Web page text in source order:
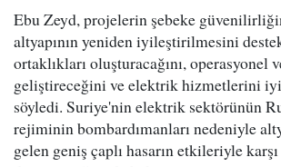
Ebu Zeyd, projelerin şebeke
altyapının yeniden iyileştirilmesini
ortaklıkları oluşturacağını,
geliştireceğini ve elektrik hizmetlerini
söyledi. Suriye'nin elektrik sektörünün
rejiminin bombardımanları nedeniyle
gelen geniş çaplı hasarın etkileriyle